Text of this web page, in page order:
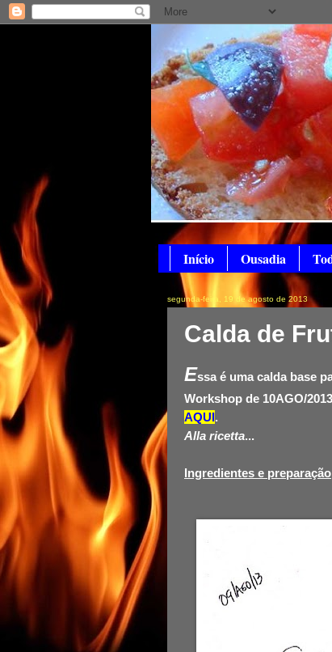
Início Ousadia
segunda-feira, 19 de agosto de 2013
Calda de
Essa é uma calda base
Workshop de 10AGO/
AQUI.
Alla ricetta...
Ingredientes e preparação